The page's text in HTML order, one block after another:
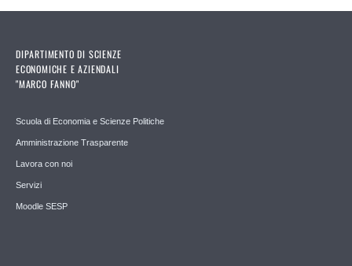
DIPARTIMENTO DI SCIENZE
ECONOMICHE E AZIENDALI
"MARCO FANNO"
Scuola di Economia e Scienze Politiche
Amministrazione Trasparente
Lavora con noi
Servizi
Moodle SESP